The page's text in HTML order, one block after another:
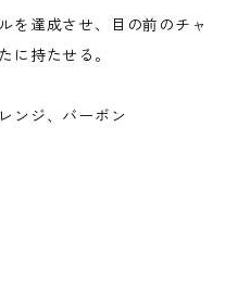
を達成させ、目の前のチャ
に持たせる。
ンジ、バーボン